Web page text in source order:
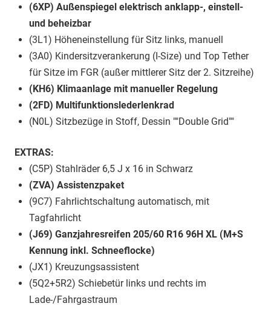
(6XP) Außenspiegel elektrisch anklapp-, einstell-
und beheizbar
(3L1) Höheneinstellung für Sitz links, manuell
(3A0) Kindersitzverankerung (I-Size) und Top Tether
für Sitze im FGR (außer mittlerer Sitz der 2. Sitzreihe)
(KH6) Klimaanlage mit manueller Regelung
(2FD) Multifunktionslederlenkrad
(N0L) Sitzbezüge in Stoff, Dessin ""Double Grid""
EXTRAS:
(C5P) Stahlräder 6,5 J x 16 in Schwarz
(ZVA) Assistenzpaket
(9C7) Fahrlichtschaltung automatisch, mit
Tagfahrlicht
(J69) Ganzjahresreifen 205/60 R16 96H XL (M+S
Kennung inkl. Schneeflocke)
(JX1) Kreuzungsassistent
(5Q2+5R2) Schiebetür links und rechts im
Lade-/Fahrgastraum